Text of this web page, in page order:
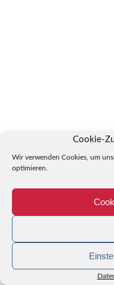
Cookie-
Wir verwenden Cookies, um
optimieren.